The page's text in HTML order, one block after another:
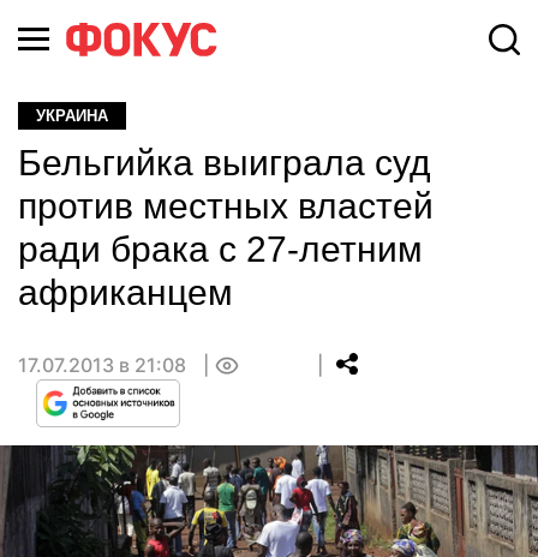
УКРАИНА
Бельгийка выиграла суд
против местных властей
ради брака с 27-летним
африканцем
17.07.2013 в 21:08